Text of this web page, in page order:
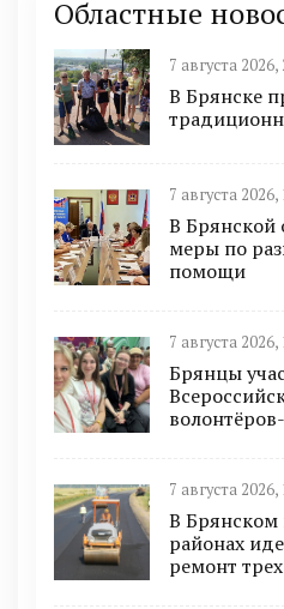
Областные
7 августа 2026,
В Брянске
7 августа 2026,
В Брянской
меры по
помощи
7 августа 2026,
Брянцы
7 августа 2026,
В Брянском
районах
ремонт